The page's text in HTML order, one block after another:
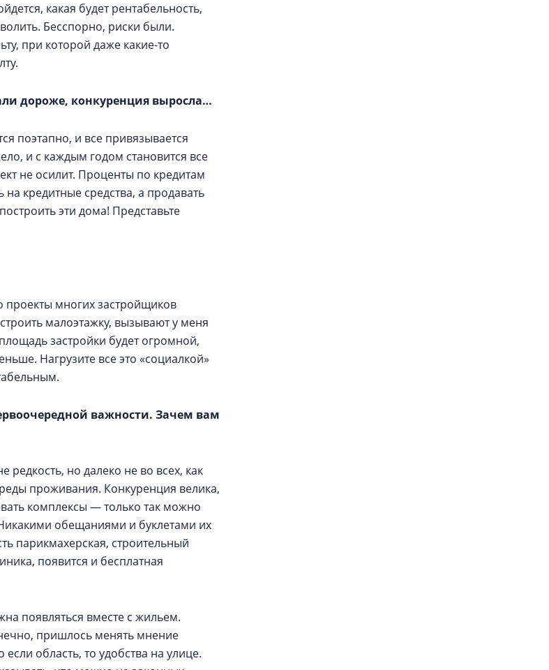
какая будет рентабельность,
Бесспорно, риски были.
при которой даже какие-то
дороже, конкуренция выросла…
поэтапно, и все привязывается
и с каждым годом становится все
не осилит. Проценты по кредитам
кредитные средства, а продавать
эти дома! Представьте
многих застройщиков
малоэтажку, вызывают у меня
застройки будет огромной,
Нагрузите все это «социалкой»
важности. Зачем вам
но далеко не во всех, как
проживания. Конкуренция велика,
комплексы — только так можно
обещаниями и буклетами их
парикмахерская, строительный
появится и бесплатная
появляться вместе с жильем.
пришлось менять мнение
область, то удобства на улице.